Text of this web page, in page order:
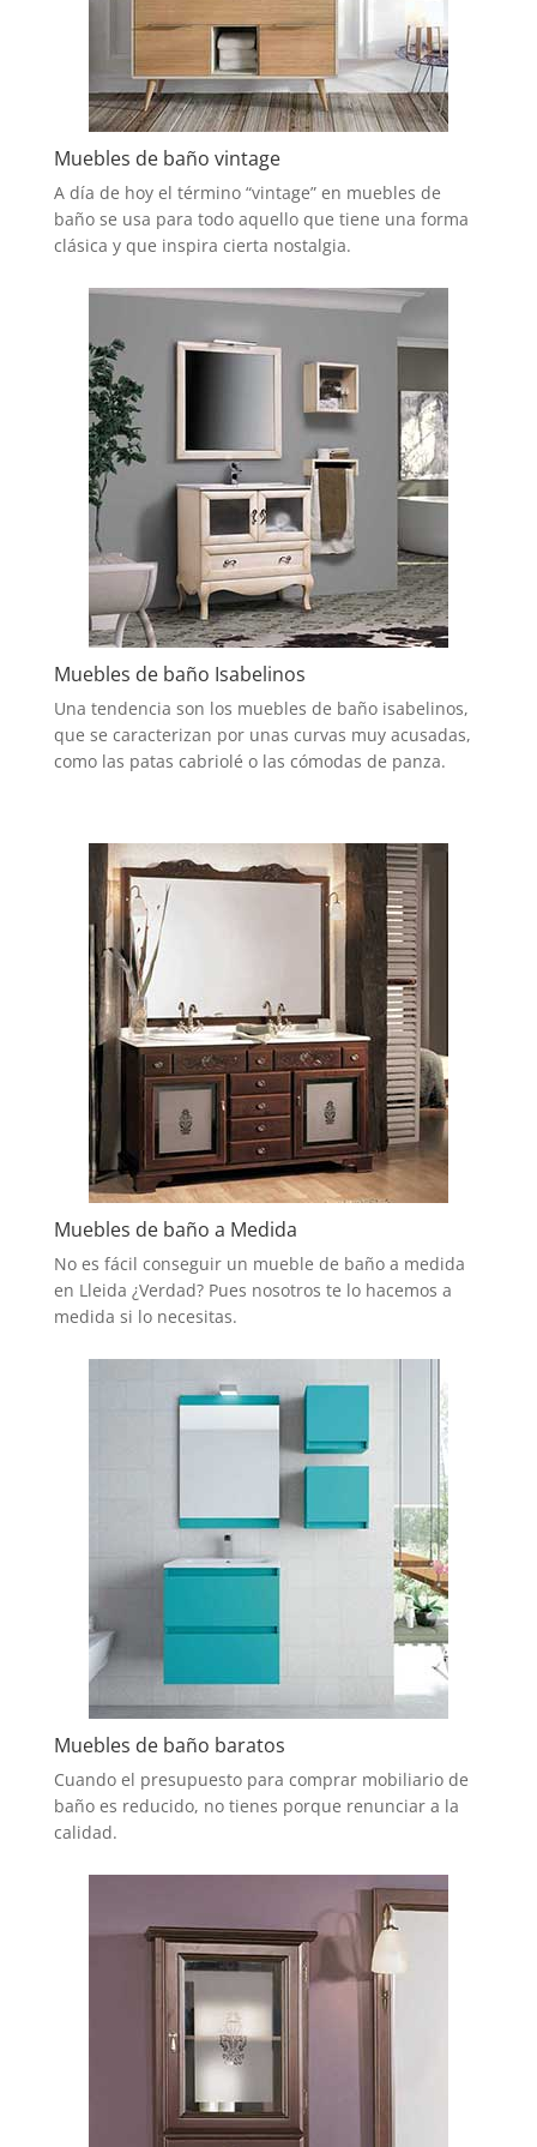
Muebles de baño vintage
A día de hoy el término “vintage” en muebles de
baño se usa para todo aquello que tiene una forma
clásica y que inspira cierta nostalgia.
Muebles de baño Isabelinos
Una tendencia son los muebles de baño isabelinos,
que se caracterizan por unas curvas muy acusadas,
como las patas cabriolé o las cómodas de panza.
Muebles de baño a Medida
No es fácil conseguir un mueble de baño a medida
en Lleida ¿Verdad? Pues nosotros te lo hacemos a
medida si lo necesitas.
Muebles de baño baratos
Cuando el presupuesto para comprar mobiliario de
baño es reducido, no tienes porque renunciar a la
calidad.